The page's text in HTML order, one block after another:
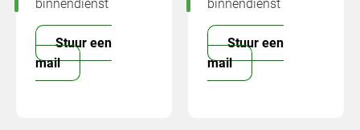
binnendienst
Stuur een
mail
binnendienst
Stuur een
mail